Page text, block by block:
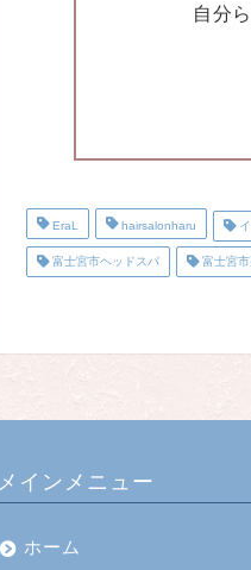
自分
EraL hairsalonharu イ
富士宮市ヘッドスパ 富士宮市
メインメニュー
ホーム